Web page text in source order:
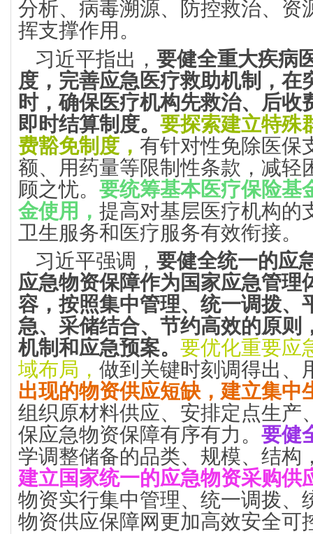
分析、病毒溯源、防控救治、资
挥支撑作用。
习近平指出， 要健全重大疾病
度， 完善应急医疗救助机制，在
时，确保医疗机构先救治、后收
即时结算制度。 要探索建立特殊
费豁免制度， 有针对性免除医保
额、用药量等限制性条款，减轻
顾之忧。 要统筹基本医疗保险基
金使用， 提高对基层医疗机构的
卫生服务和医疗服务有效衔接。
习近平强调， 要健全统一的应
应急物资保障作为国家应急管理
容，按照集中管理、统一调拨、
急、采储结合、节约高效的原则
机制和应急预案。 要优化重要应
域布局， 做到关键时刻调得出、
出现的物资供应短缺，建立集中
组织原材料供应、安排定点生产
保应急物资保障有序有力。 要健
学调整储备的品类、规模、结构
建立国家统一的应急物资采购供
物资实行集中管理、统一调拨、
物资供应保障网更加高效安全可